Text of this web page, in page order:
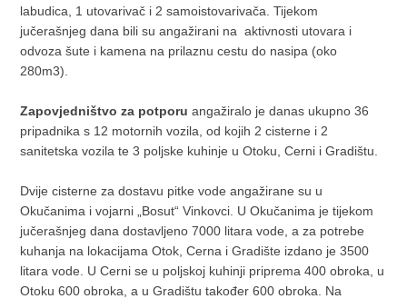
labudica, 1 utovarivač i 2 samoistovarivača. Tijekom
jučerašnjeg dana bili su angažirani na aktivnosti utovara i
odvoza šute i kamena na prilaznu cestu do nasipa (oko
280m3).
Zapovjedništvo za potporu angažiralo je danas ukupno 36
pripadnika s 12 motornih vozila, od kojih 2 cisterne i 2
sanitetska vozila te 3 poljske kuhinje u Otoku, Cerni i Gradištu.
Dvije cisterne za dostavu pitke vode angažirane su u
Okučanima i vojarni „Bosut“ Vinkovci. U Okučanima je tijekom
jučerašnjeg dana dostavljeno 7000 litara vode, a za potrebe
kuhanja na lokacijama Otok, Cerna i Gradište izdano je 3500
litara vode. U Cerni se u poljskoj kuhinji priprema 400 obroka, u
Otoku 600 obroka, a u Gradištu također 600 obroka. Na